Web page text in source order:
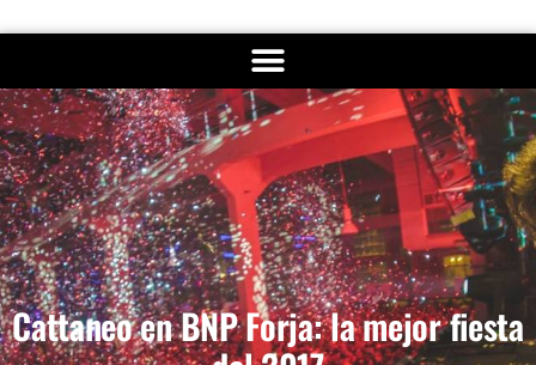
Cattaneo en BNP Forja: la mejor fiesta